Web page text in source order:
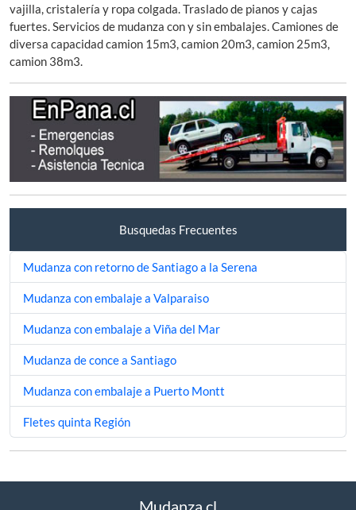
vajilla, cristalería y ropa colgada. Traslado de pianos y cajas
fuertes. Servicios de mudanza con y sin embalajes. Camiones de
diversa capacidad camion 15m3, camion 20m3, camion 25m3,
camion 38m3.
Busquedas Frecuentes
Mudanza con retorno de Santiago a la Serena
Mudanza con embalaje a Valparaiso
Mudanza con embalaje a Viña del Mar
Mudanza de conce a Santiago
Mudanza con embalaje a Puerto Montt
Fletes quinta Región